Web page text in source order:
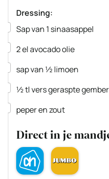
Dressing:
▢
Sap van 1 sinaasappel
▢
2elavocado olie
▢
sap van ½ limoen
▢
½tlvers geraspte gember
▢
peper en zout
Direct in je